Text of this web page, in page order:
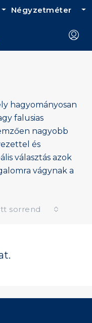
Négyzetméter
hagyományosan
falusias
nagyobb
és
választás azok
vágynak a
sorrend